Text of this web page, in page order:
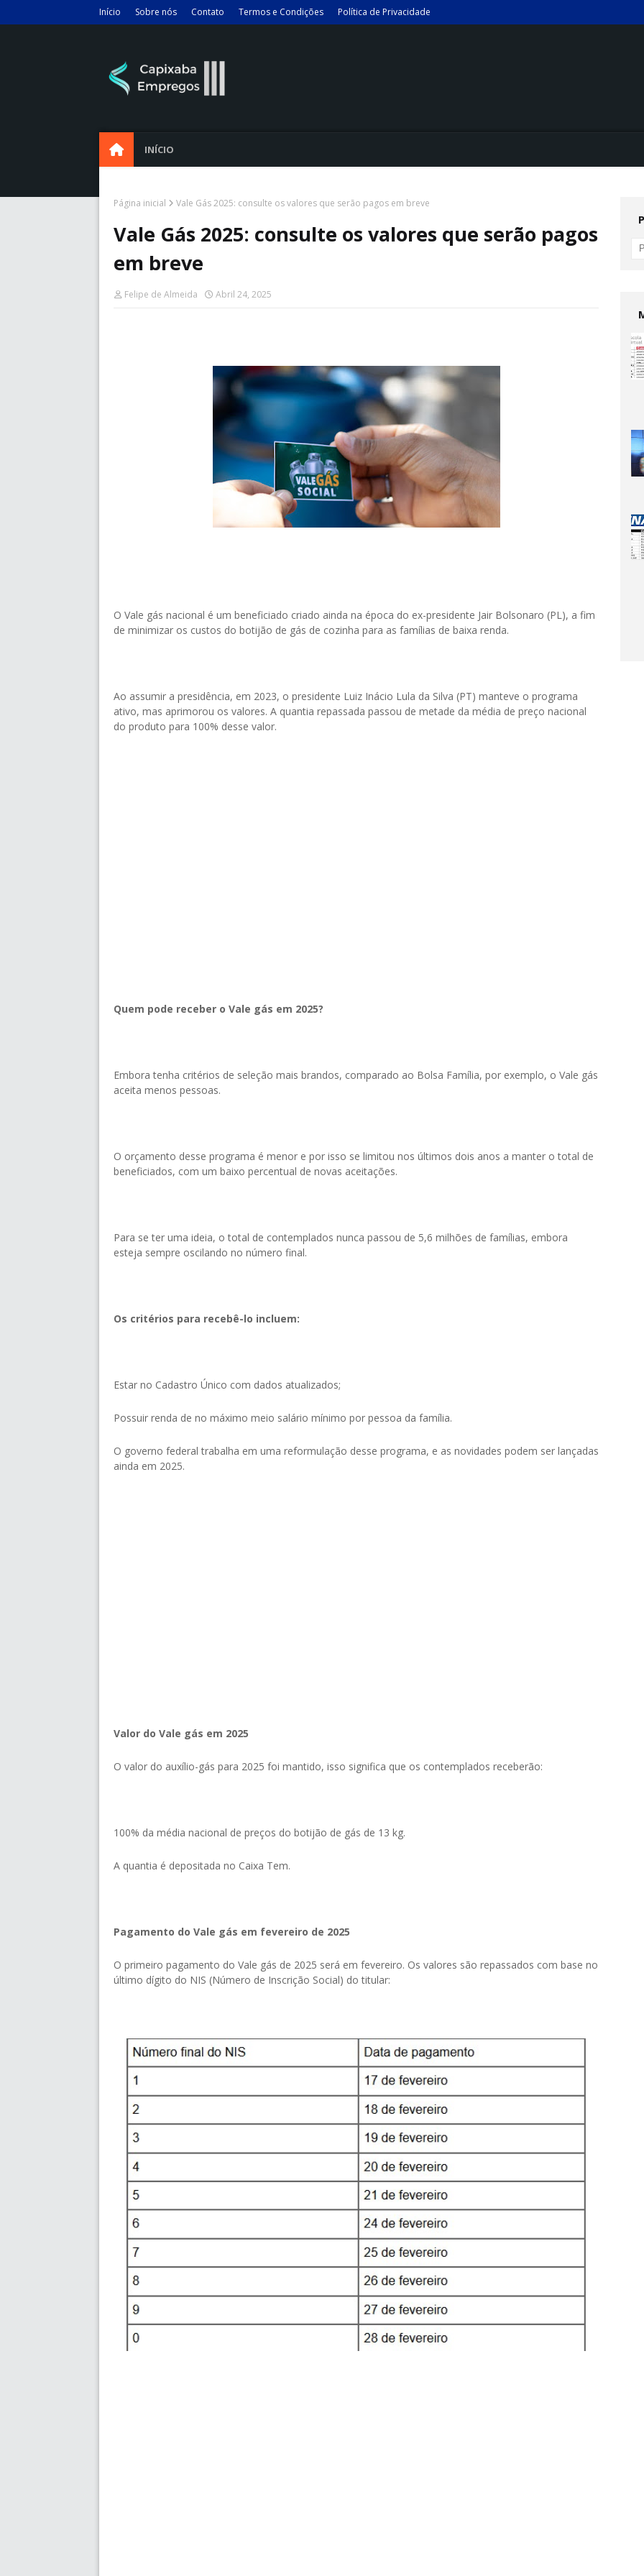
Início Sobre nós Contato Termos e Condições Política de Privacidade
INÍCIO
Página inicial Vale Gás 2025: consulte os valores que serão pagos em breve
Vale Gás 2025: consulte os valores que serão pagos
em breve
Felipe de Almeida Abril 24, 2025
O Vale gás nacional é um beneficiado criado ainda na época do ex-presidente Jair Bolsonaro (PL), a fim
de minimizar os custos do botijão de gás de cozinha para as famílias de baixa renda.
Ao assumir a presidência, em 2023, o presidente Luiz Inácio Lula da Silva (PT) manteve o programa
ativo, mas aprimorou os valores. A quantia repassada passou de metade da média de preço nacional
do produto para 100% desse valor.
Quem pode receber o Vale gás em 2025?
Embora tenha critérios de seleção mais brandos, comparado ao Bolsa Família, por exemplo, o Vale gás
aceita menos pessoas.
O orçamento desse programa é menor e por isso se limitou nos últimos dois anos a manter o total de
beneficiados, com um baixo percentual de novas aceitações.
Para se ter uma ideia, o total de contemplados nunca passou de 5,6 milhões de famílias, embora
esteja sempre oscilando no número final.
Os critérios para recebê-lo incluem:
Estar no Cadastro Único com dados atualizados;
Possuir renda de no máximo meio salário mínimo por pessoa da família.
O governo federal trabalha em uma reformulação desse programa, e as novidades podem ser lançadas
ainda em 2025.
Valor do Vale gás em 2025
O valor do auxílio-gás para 2025 foi mantido, isso significa que os contemplados receberão:
100% da média nacional de preços do botijão de gás de 13 kg.
A quantia é depositada no Caixa Tem.
Pagamento do Vale gás em fevereiro de 2025
O primeiro pagamento do Vale gás de 2025 será em fevereiro. Os valores são repassados com base no
último dígito do NIS (Número de Inscrição Social) do titular: